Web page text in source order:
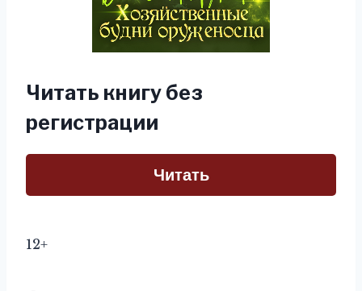
Читать книгу без
регистрации
Читать
12+